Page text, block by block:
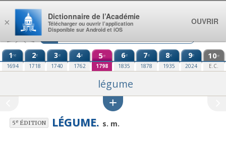
Aller au contenu
1re
1694
2e
1718
3e
1740
4e
1762
5e
1798
6e
1835
7e
1878
8e
1935
9e
2024
10e
E.C.
légume
5eÉDITION LÉGUME. s. m.
×
Dictionnaire de l’Académie
Télécharger ou ouvrir l’application
Disponible sur Android et iOS
OUVRIR